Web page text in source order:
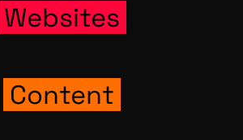
Web­sites
Con­tent